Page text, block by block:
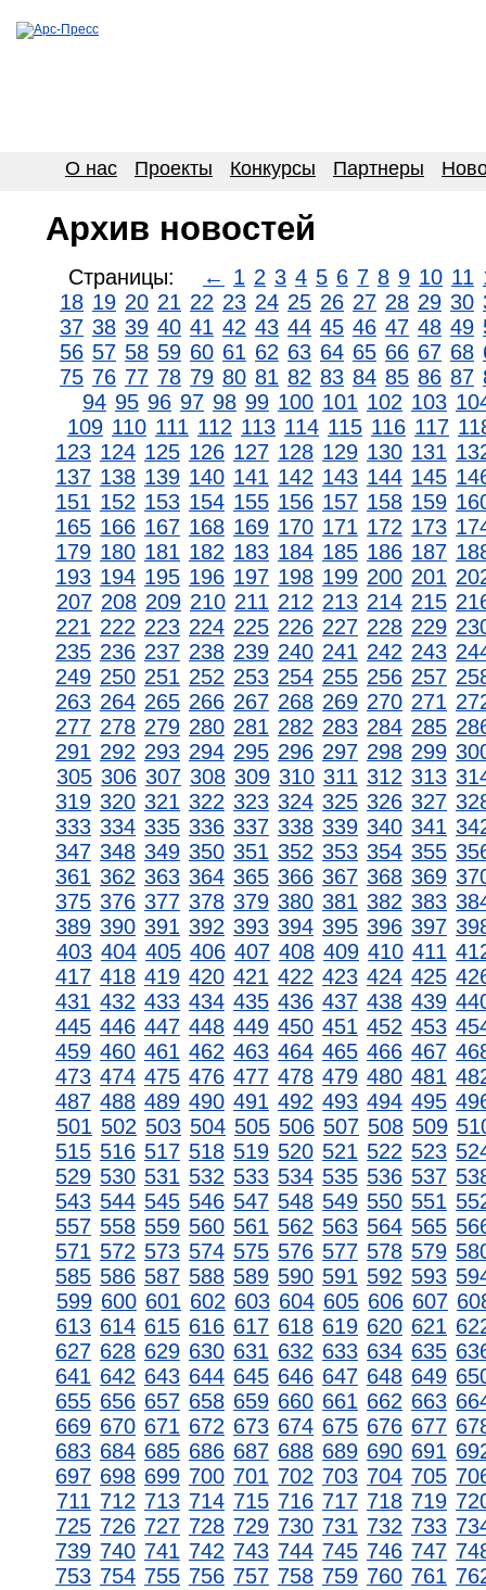
О нас Проекты Конкурсы Партнеры
Архив новостей
Страницы: ← 1 2 3 4 5 6 7 8 9 10 11
18 19 20 21 22 23 24 25 26 27 28 29 30
37 38 39 40 41 42 43 44 45 46 47 48 49
56 57 58 59 60 61 62 63 64 65 66 67 68
75 76 77 78 79 80 81 82 83 84 85 86 87
94 95 96 97 98 99 100 101 102 103
109 110 111 112 113 114 115 116 117
123 124 125 126 127 128 129 130 131
137 138 139 140 141 142 143 144 145
151 152 153 154 155 156 157 158 159
165 166 167 168 169 170 171 172 173
179 180 181 182 183 184 185 186 187
193 194 195 196 197 198 199 200 201
207 208 209 210 211 212 213 214 215
221 222 223 224 225 226 227 228 229
235 236 237 238 239 240 241 242 243
249 250 251 252 253 254 255 256 257
263 264 265 266 267 268 269 270 271
277 278 279 280 281 282 283 284 285
291 292 293 294 295 296 297 298 299
305 306 307 308 309 310 311 312 313
319 320 321 322 323 324 325 326 327
333 334 335 336 337 338 339 340 341
347 348 349 350 351 352 353 354 355
361 362 363 364 365 366 367 368 369
375 376 377 378 379 380 381 382 383
389 390 391 392 393 394 395 396 397
403 404 405 406 407 408 409 410 411
417 418 419 420 421 422 423 424 425
431 432 433 434 435 436 437 438 439
445 446 447 448 449 450 451 452 453
459 460 461 462 463 464 465 466 467
473 474 475 476 477 478 479 480 481
487 488 489 490 491 492 493 494 495
501 502 503 504 505 506 507 508 509
515 516 517 518 519 520 521 522 523
529 530 531 532 533 534 535 536 537
543 544 545 546 547 548 549 550 551
557 558 559 560 561 562 563 564 565
571 572 573 574 575 576 577 578 579
585 586 587 588 589 590 591 592 593
599 600 601 602 603 604 605 606 607
613 614 615 616 617 618 619 620 621
627 628 629 630 631 632 633 634 635
641 642 643 644 645 646 647 648 649
655 656 657 658 659 660 661 662 663
669 670 671 672 673 674 675 676 677
683 684 685 686 687 688 689 690 691
697 698 699 700 701 702 703 704 705
711 712 713 714 715 716 717 718 719
725 726 727 728 729 730 731 732 733
739 740 741 742 743 744 745 746 747
753 754 755 756 757 758 759 760 761